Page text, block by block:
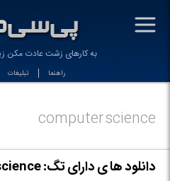
-
به کارهای زشت عادت مکن
راهنما تبلیغات
computer science
دانلود ها ی دارای تگ: computer science